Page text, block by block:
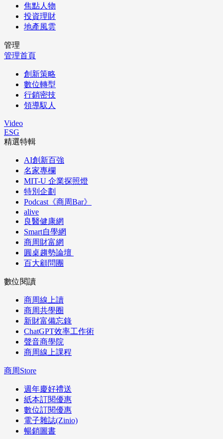
焦點人物
投資理財
地產風雲
管理
管理首頁
創新策略
數位轉型
行銷密技
領導馭人
Video
ESG
精選特輯
AI創新百強
名家專欄
MIT-U 企業探照燈
特別企劃
Podcast《商周Bar》
alive
良醫健康網
Smart自學網
商周財富網
圓桌趨勢論壇
百大顧問團
數位閱讀
商周線上讀
商周共學圈
新財富備忘錄
ChatGPT效率工作術
聲音商學院
商周線上課程
商周Store
週年慶好禮送
紙本訂閱優惠
數位訂閱優惠
電子雜誌(Zinio)
暢銷圖書